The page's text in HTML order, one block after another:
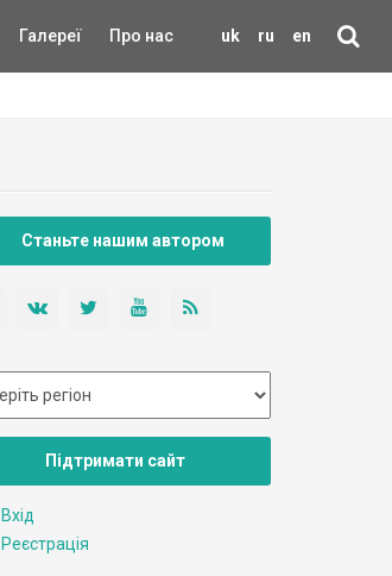
uk ru en
Галереї Про нас
Станьте нашим автором
Підтримати сайт
Вхід
Реєстрація